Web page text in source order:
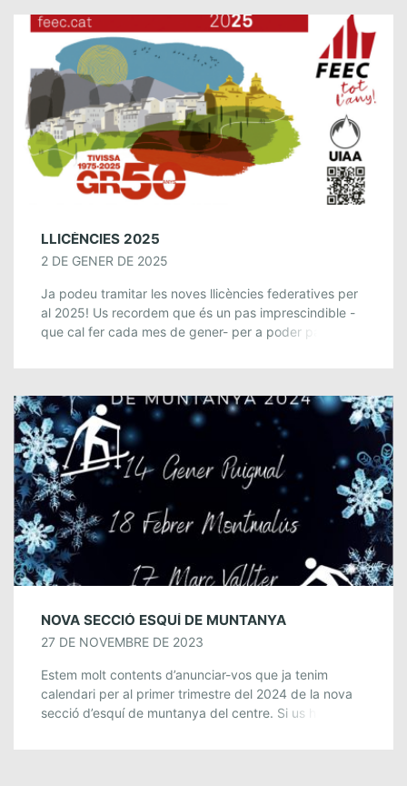
LLICÈNCIES 2025
2 DE GENER DE 2025
Ja podeu tramitar les noves llicències federatives per
al 2025! Us recordem que és un pas imprescindible -
que cal fer cada mes de gener- per a poder participar
NOVA SECCIÓ ESQUÍ DE MUNTANYA
27 DE NOVEMBRE DE 2023
Estem molt contents d’anunciar-vos que ja tenim
calendari per al primer trimestre del 2024 de la nova
secció d’esquí de muntanya del centre. Si us hi voleu